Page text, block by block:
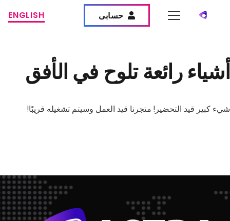
حسابى ENGLISH
أشياء رائعة تلوح في الأفق
شيء كبير قيد التحضير! متجرنا قيد العمل وسيتم تشغيله قريبًا!